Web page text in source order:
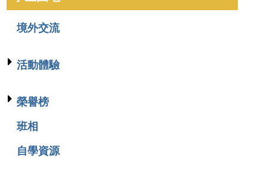
境外交流
活動體驗
榮譽榜
班相
自學資源